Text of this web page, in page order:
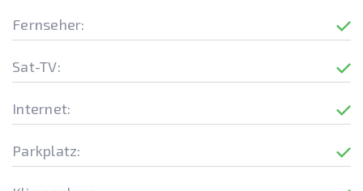
Fernseher:
Sat-TV:
Internet:
Parkplatz: